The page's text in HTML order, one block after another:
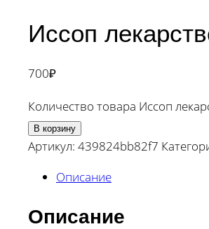
Иссоп
700₽
Количество товара Иссоп
В корзину
Артикул: 439824bb82f7
Описание
Описание